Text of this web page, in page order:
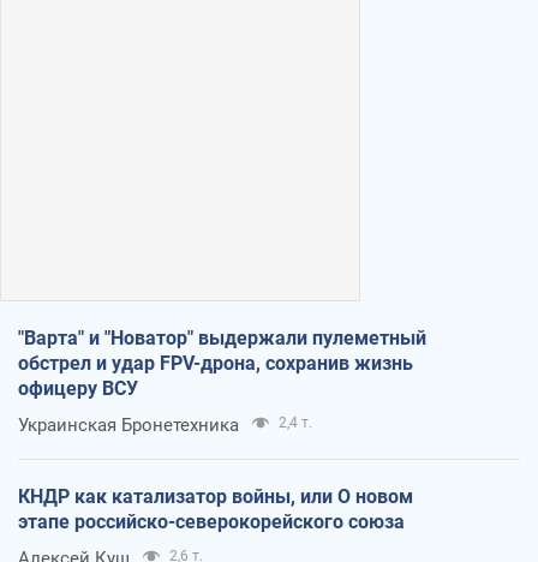
"Варта" и "Новатор" выдержали пулеметный
обстрел и удар FPV-дрона, сохранив жизнь
офицеру ВСУ
Украинская Бронетехника 2,4 т.
КНДР как катализатор войны, или О новом
этапе российско-северокорейского союза
2,6 т.